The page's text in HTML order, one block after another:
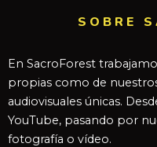
SOBRE
En SacroForest
propias como de
audiovisuales únicas.
YouTube, pasando por
fotografía o vídeo.